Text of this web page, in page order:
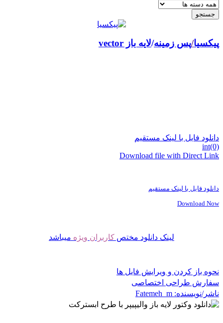
پیکسیا/ لایه باز vector پس زمینه
دانلود فایل با لینک مستقیم
int(0)
Download file with Direct Link
دانلود فایل با لینک مستقیم
Download Now
لینک دانلود مختص کاربران ویژه میباشد
نحوه باز کردن و ویرایش فایل ها
سفارش طراحی اختصاصی
ناشر/نویسنده: Fatemeh_m